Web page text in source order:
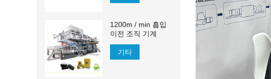
1200m / min 흡입
이전 조직 기계
기타